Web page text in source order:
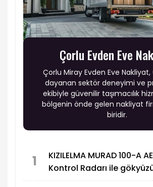
Çorlu Evden Eve
Çorlu Miray Evden Eve Nakliyat,
dayanan sektör deneyimi ve
ekibiyle güvenilir taşımacılık
bölgenin önde gelen nakliyat
biridir.
1
KIZILELMA MURAD 100-A
Kontrol Radarı ile